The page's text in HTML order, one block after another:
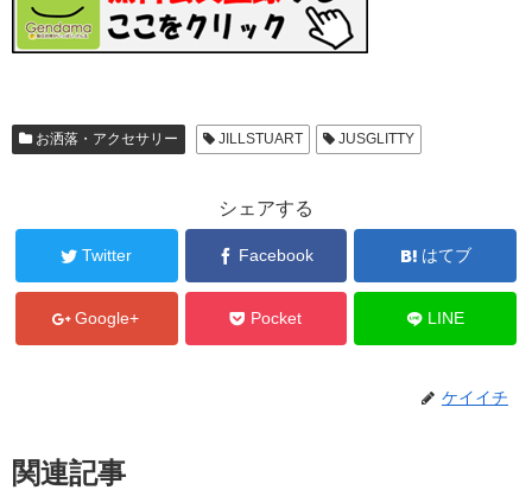
お洒落・アクセサリー JILLSTUART JUSGLITTY
シェアする
Twitter Facebook はてブ
Google+ Pocket LINE
ケイイチ
関連記事